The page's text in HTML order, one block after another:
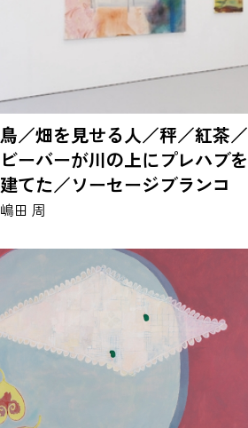
鳥／畑を見せる人／秤／紅茶／
ビーバーが川の上にプレハブを
建てた／ソーセージブランコ
嶋田 周